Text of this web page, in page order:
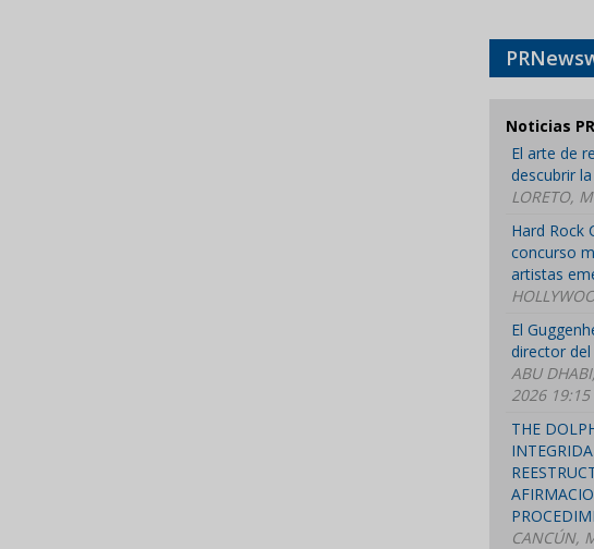
Noticias
El arte de
descubrir
LORETO,
Hard Rock
concurso
artistas
El
director
ABU
2026
THE
CANCÚN,